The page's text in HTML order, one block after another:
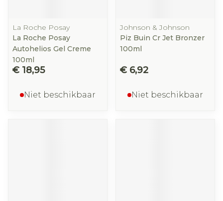
La Roche Posay
La Roche Posay
Autohelios Gel Creme
100ml
€ 18,95
Niet beschikbaar
Johnson & Johnson
Piz Buin Cr Jet Bronzer
100ml
€ 6,92
Niet beschikbaar